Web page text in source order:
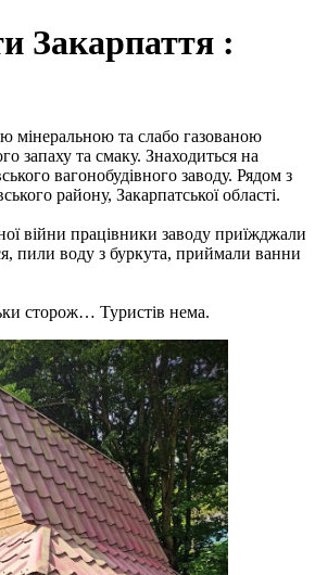
Закарпаття :
мінеральною та слабо газованою
запаху та смаку. Знаходиться на
вагонобудівного заводу. Рядом з
району, Закарпатської області.
війни працівники заводу приїжджали
пили воду з буркута, приймали ванни
сторож… Туристів нема.